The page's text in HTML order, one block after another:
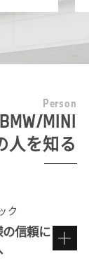
Person
BMW/MINI
人を知る
ク
信頼に